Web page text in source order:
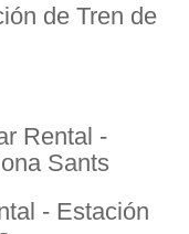
de Tren de
Rental -
Sants
- Estación